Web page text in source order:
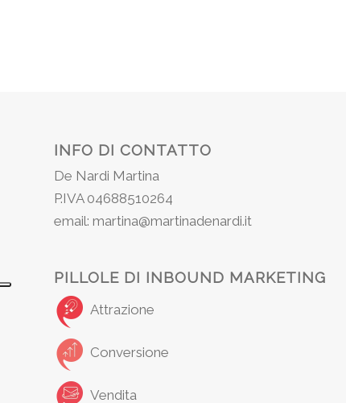
INFO DI CONTATTO
De Nardi Martina
P.IVA 04688510264
email: martina@martinadenardi.it
PILLOLE DI INBOUND MARKETING
Attrazione
Conversione
Vendita